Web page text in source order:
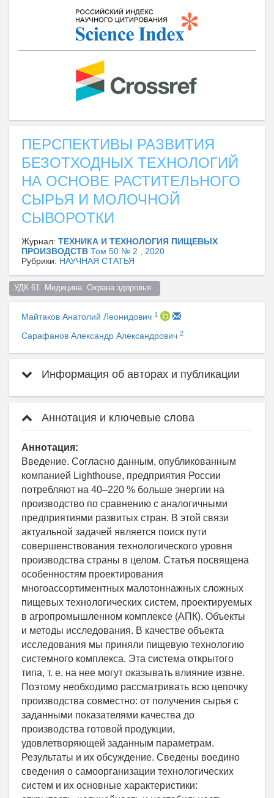
ПЕРСПЕКТИВЫ РАЗВИТИЯ
БЕЗОТХОДНЫХ ТЕХНОЛОГИЙ
НА ОСНОВЕ РАСТИТЕЛЬНОГО
СЫРЬЯ И МОЛОЧНОЙ
СЫВОРОТКИ
Журнал: ТЕХНИКА И ТЕХНОЛОГИЯ ПИЩЕВЫХ
ПРОИЗВОДСТВ Том 50 № 2 , 2020
Рубрики: НАУЧНАЯ СТАТЬЯ
УДК 61  Медицина. Охрана здоровья
Майтаков Анатолий Леонидович 1
Сарафанов Александр Александрович 2
Информация об авторах и публикации
Аннотация и ключевые слова
Аннотация:
Введение. Согласно данным, опубликованным
компанией Lighthouse, предприятия России
потребляют на 40–220 % больше энергии на
производство по сравнению с аналогичными
предприятиями развитых стран. В этой связи
актуальной задачей является поиск пути
совершенствования технологического уровня
производства страны в целом. Статья посвящена
особенностям проектирования
многоассортиментных малотоннажных сложных
пищевых технологических систем, проектируемых
в агропромышленном комплексе (АПК). Объекты
и методы исследования. В качестве объекта
исследования мы приняли пищевую технологию
системного комплекса. Эта система открытого
типа, т. е. на нее могут оказывать влияние извне.
Поэтому необходимо рассматривать всю цепочку
производства совместно: от получения сырья с
заданными показателями качества до
производства готовой продукции,
удовлетворяющей заданным параметрам.
Результаты и их обсуждение. Сведены воедино
сведения о самоорганизации технологических
систем и их основные характеристики: